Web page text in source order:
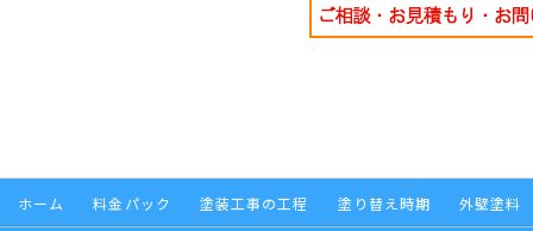
ホーム 料金パック 塗装工事の工程 塗り替え時期 外壁塗料